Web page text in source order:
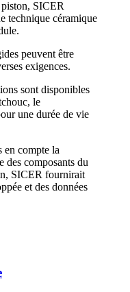
piston, SICER
technique céramique
peuvent être
exigences.
sont disponibles
le
une durée de vie
en compte la
des composants du
SICER fournirait
et des données